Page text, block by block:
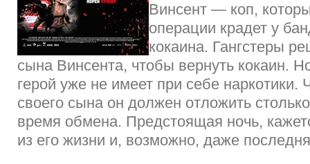
Винсент — коп,
операции крадет у
кокаина. Гангстеры
сына Винсента, чтобы вернуть кокаин.
герой уже не имеет при себе наркотики.
своего сына он должен отложить
время обмена. Предстоящая ночь,
из его жизни и, возможно, даже